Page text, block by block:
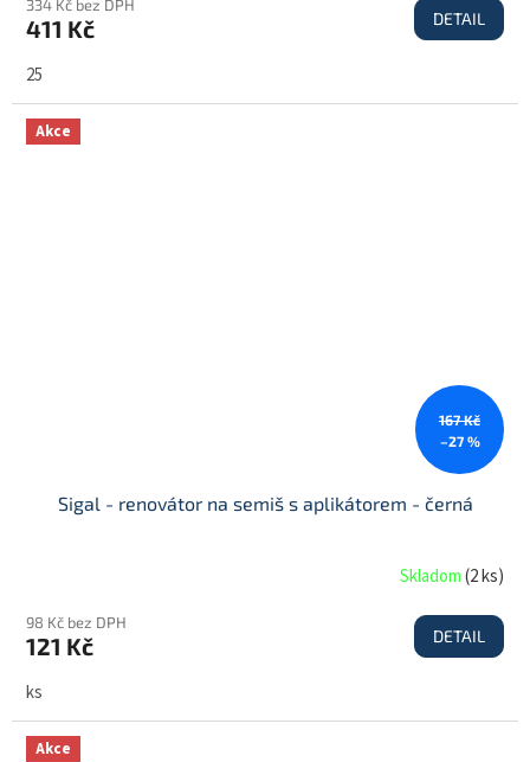
334 Kč bez DPH
411 Kč DETAIL
25
Akce
167 Kč
–27 %
Sigal - renovátor na semiš s aplikátorem - černá
Skladom(2 ks)
98 Kč bez DPH
121 Kč DETAIL
ks
Akce